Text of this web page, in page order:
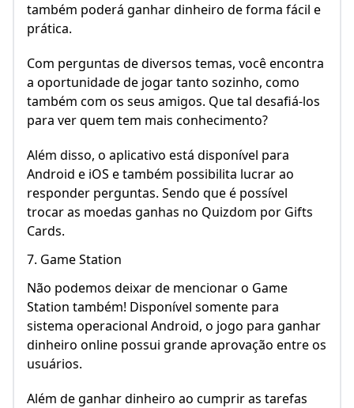
também poderá ganhar dinheiro de forma fácil e
prática.
Com perguntas de diversos temas, você encontra
a oportunidade de jogar tanto sozinho, como
também com os seus amigos. Que tal desafiá-los
para ver quem tem mais conhecimento?
Além disso, o aplicativo está disponível para
Android e iOS e também possibilita lucrar ao
responder perguntas. Sendo que é possível
trocar as moedas ganhas no Quizdom por Gifts
Cards.
7. Game Station
Não podemos deixar de mencionar o Game
Station também! Disponível somente para
sistema operacional Android, o jogo para ganhar
dinheiro online possui grande aprovação entre os
usuários.
Além de ganhar dinheiro ao cumprir as tarefas